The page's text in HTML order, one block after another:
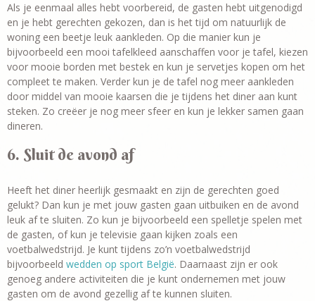
Als je eenmaal alles hebt voorbereid, de gasten hebt uitgenodigd
en je hebt gerechten gekozen, dan is het tijd om natuurlijk de
woning een beetje leuk aankleden. Op die manier kun je
bijvoorbeeld een mooi tafelkleed aanschaffen voor je tafel, kiezen
voor mooie borden met bestek en kun je servetjes kopen om het
compleet te maken. Verder kun je de tafel nog meer aankleden
door middel van mooie kaarsen die je tijdens het diner aan kunt
steken. Zo creëer je nog meer sfeer en kun je lekker samen gaan
dineren.
6. Sluit de avond af
Heeft het diner heerlijk gesmaakt en zijn de gerechten goed
gelukt? Dan kun je met jouw gasten gaan uitbuiken en de avond
leuk af te sluiten. Zo kun je bijvoorbeeld een spelletje spelen met
de gasten, of kun je televisie gaan kijken zoals een
voetbalwedstrijd. Je kunt tijdens zo’n voetbalwedstrijd
bijvoorbeeld wedden op sport België. Daarnaast zijn er ook
genoeg andere activiteiten die je kunt ondernemen met jouw
gasten om de avond gezellig af te kunnen sluiten.